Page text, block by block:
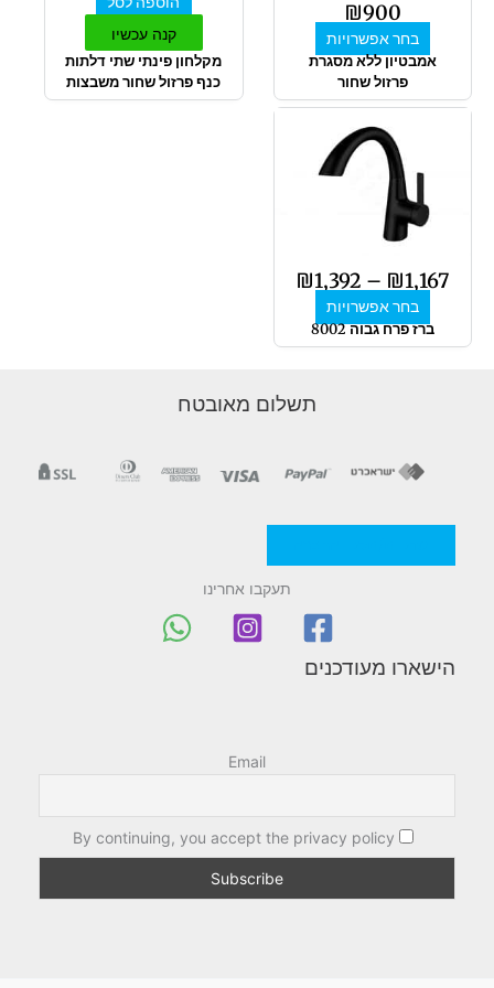
₪900
בחר אפשרויות
האפשרויות
בעמוד
המוצר
אמבטיון ללא מסגרת
פרזול שחור
קנה עכשיו
מקלחון פינתי שתי דלתות
כנף פרזול שחור משבצות
₪1,167
–
₪1,392
טווח
בחר אפשרויות
זה
את
האפשרויות
בעמוד
ברז פרח גבוה 8002
תשלום מאובטח
תעקבו אחרינו
הישארו מעודכנים
Email
By continuing, you accept the privacy policy